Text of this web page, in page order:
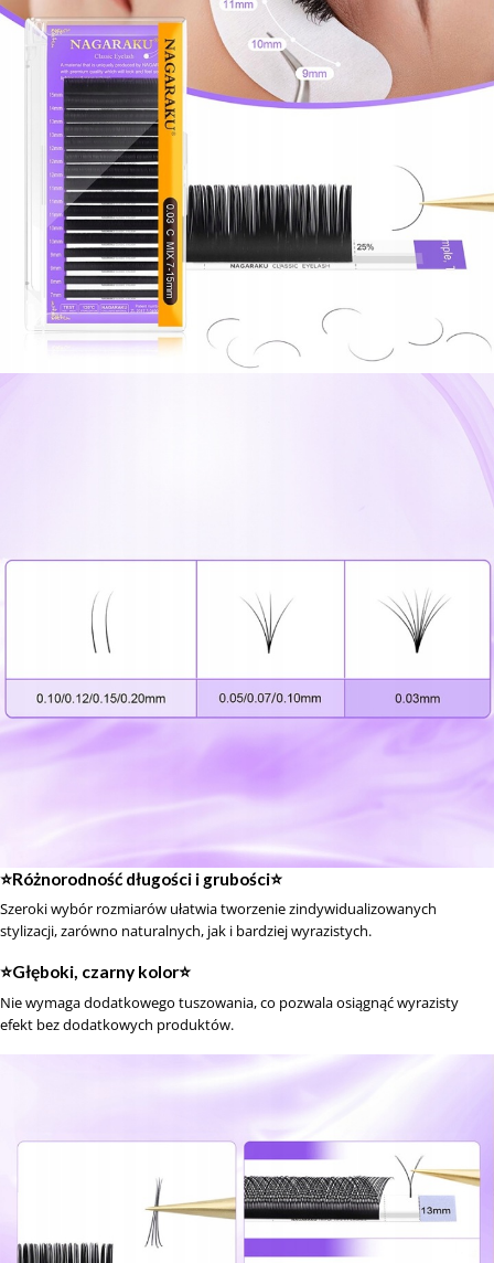
⭐️Różnorodność długości i grubości⭐️
Szeroki wybór rozmiarów ułatwia tworzenie zindywidualizowanych
stylizacji, zarówno naturalnych, jak i bardziej wyrazistych.
⭐️Głęboki, czarny kolor⭐️
Nie wymaga dodatkowego tuszowania, co pozwala osiągnąć wyrazisty
efekt bez dodatkowych produktów.